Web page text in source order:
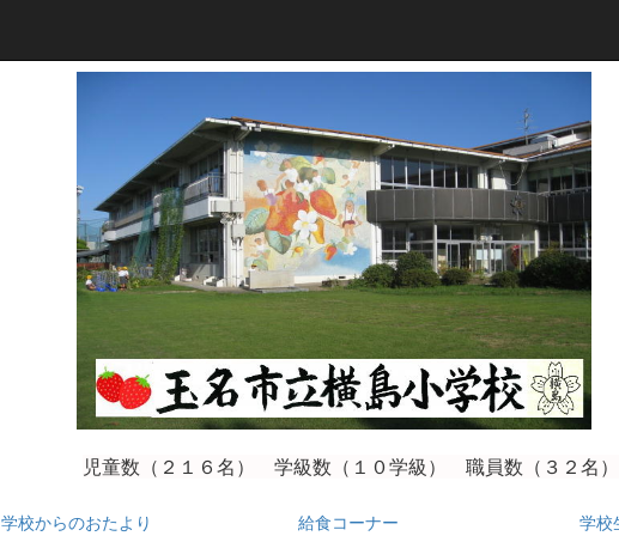
児童数（２１６名） 学級数（１０学級） 職員数（３２名）
学校からのおたより 給食コーナー 学校